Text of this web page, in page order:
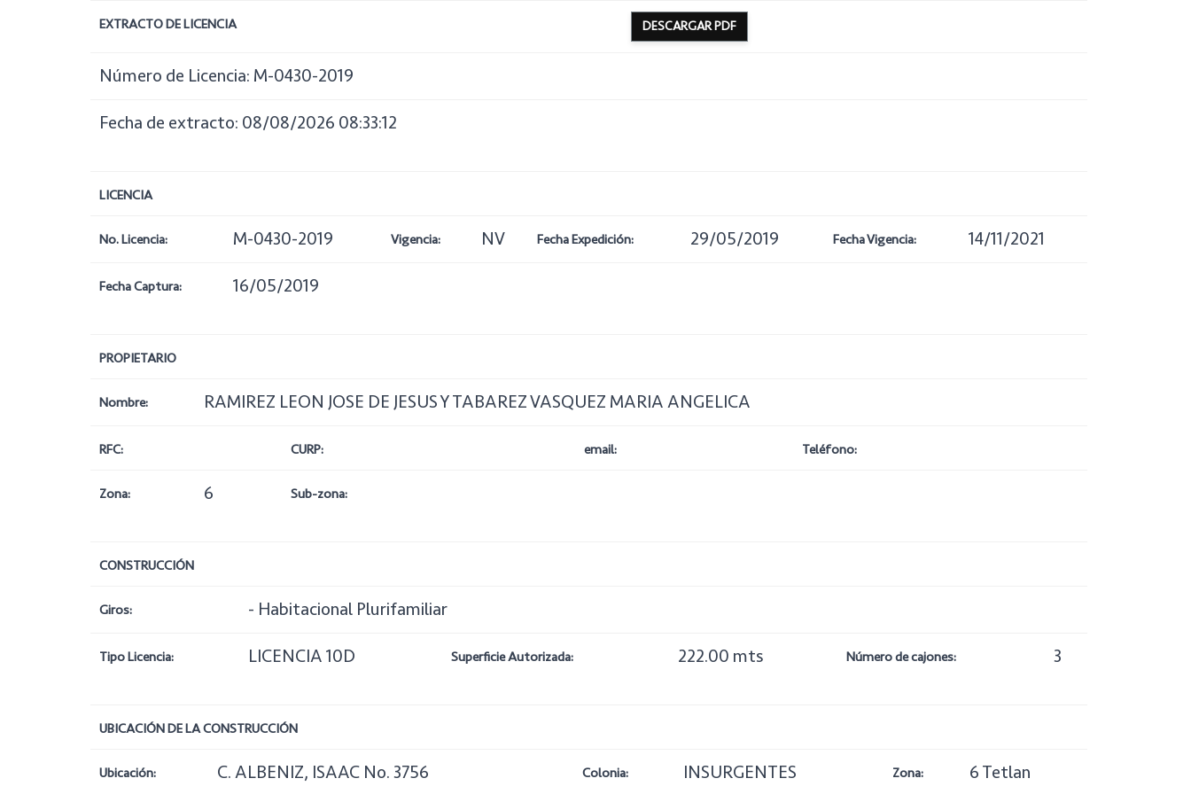
EXTRACTO DE LICENCIA DESCARGAR PDF
Número de Licencia: M-0430-2019
Fecha de extracto: 08/08/2026 08:33:12
LICENCIA
No. Licencia: M-0430-2019 Vigencia: NV Fecha Expedición: 29/05/2019 Fecha Vigencia: 14/11/2021
Fecha Captura: 16/05/2019
PROPIETARIO
Nombre: RAMIREZ LEON JOSE DE JESUS Y TABAREZ VASQUEZ MARIA ANGELICA
RFC: CURP: email: Teléfono:
Zona: 6 Sub-zona:
CONSTRUCCIÓN
Giros: - Habitacional Plurifamiliar
Tipo Licencia: LICENCIA 10D Superficie Autorizada: 222.00 mts Número de cajones: 3
UBICACIÓN DE LA CONSTRUCCIÓN
Ubicación: C. ALBENIZ, ISAAC No. 3756 Colonia: INSURGENTES Zona: 6 Tetlan